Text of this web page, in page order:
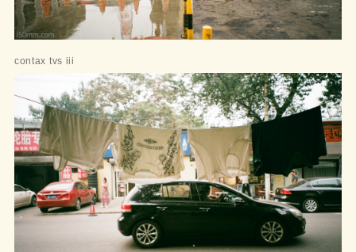
contax tvs iii